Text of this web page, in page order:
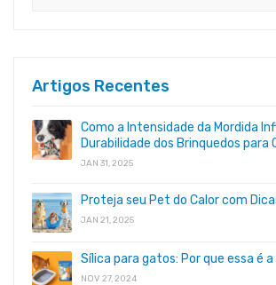
Artigos Recentes
Como a Intensidade da Mordida
Durabilidade dos Brinquedos para
JAN 31, 2025
Proteja seu Pet do Calor com
JAN 21, 2025
Sílica para gatos: Por que essa é
NOV 27, 2024